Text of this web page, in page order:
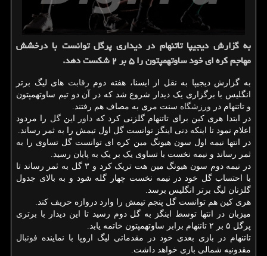
به گزارش دیجیپا تاتنهام در دیداری پرگل توانست با درخشش
مهاجم كره ای خود ساوتهمپتون را ۵ بر ۲ شكست دهد.
به گزارش دیجیپا به نقل از ایسنا، هفته دوم رقابت های لیگ برتر
انگلیس با برگزاری یک دیدار شروع شد که در آن دو تیم ساوتهمپتون
و تاتنهام در ورزشگاه سنت مری به مصاف هم رفتند.
در ابتدا هری کین برای تاتنهام گلزنی کرد که داور اینگل را مردود
اعلام نمود تا اینکه دنی اینگز توانست گل اول تیمش را به ثمر رساند.
در انتها نیمه اول سون هیونگ مین کره ای توانست گل تساوی را به
ثمر رساند و نیمه نخست با تساوی یک بر یک به پایان رسید.
در نیمه دوم سون هیونگ مین هت تریک کرد و ۳ گل به ثمر رساند تا
با احتساب گل خود در نیمه نخست چهار گله شود و به بالای جدول
گلزنان لیگ برتر انگلیس برسد.
هری کین هم توانست گل پنجم تیمش را وارد دروازه حریف کند.
میزبان در انتها توسط اینگز به گل دوم رسید تا این دیدار با برتری
پرگل ۵ بر ۲ تاتنهام برابر ساوتهمپتون خاتمه یابد.
تاتنهام در بازی بعدی خود در مقدماتی لیگ اروپا با نماینده فوتبال
مقدونیه شمالی بازی خواهد داشت.